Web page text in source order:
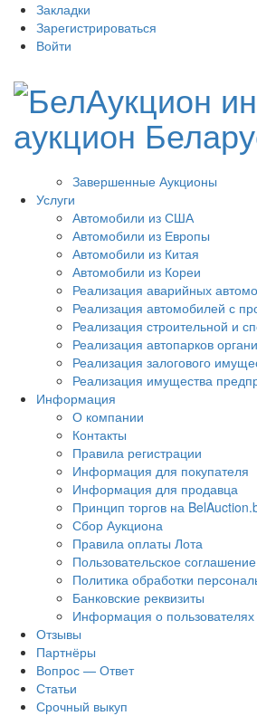
Закладки
Зарегистрироваться
Войти
Завершенные Аукционы
Услуги
Автомобили из США
Автомобили из Европы
Автомобили из Китая
Автомобили из Кореи
Реализация аварийных
Реализация автомобилей с
Реализация строительной и
Реализация автопарков
Реализация залогового
Реализация имущества
Информация
О компании
Контакты
Правила регистрации
Информация для покупателя
Информация для продавца
Принцип торгов на
Сбор Аукциона
Правила оплаты Лота
Пользовательское соглашение
Политика обработки
Банковские реквизиты
Информация о пользователях
Отзывы
Партнёры
Вопрос — Ответ
Статьи
Срочный выкуп